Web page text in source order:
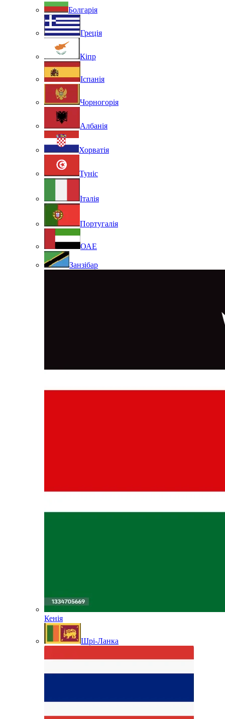
Болгарія
Греція
Кіпр
Іспанія
Чорногорія
Албанія
Хорватія
Туніс
Італія
Португалія
ОАЕ
Занзібар
Кенія
Шрі-Ланка